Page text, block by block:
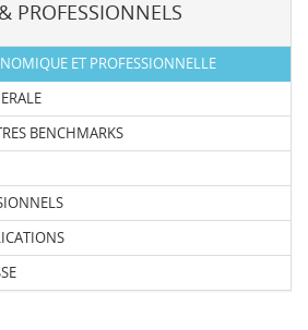
PROFESSIONNELS
ET PROFESSIONNELLE
BENCHMARKS